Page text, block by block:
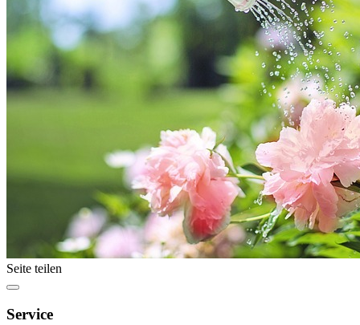
Seite teilen
Service